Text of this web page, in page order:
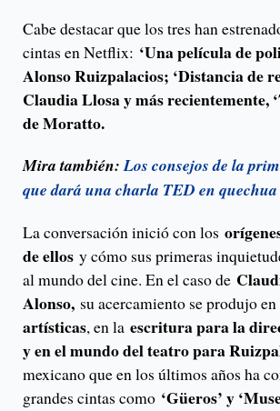
Cabe destacar que los tres han
cintas en Netflix: ‘Una película de
Alonso Ruizpalacios; ‘Distancia de
Claudia Llosa y más recientemente,
de Moratto.
Mira también:Los consejos de la
que dará una charla TED en quechua
La conversación inició con los
de ellos y cómo sus primeras
al mundo del cine. En el caso de
Alonso, su acercamiento se produjo en
artísticas, en la escritura para la
y en el mundo del teatro para
mexicano que en los últimos años ha
grandes cintas como ‘Güeros’ y